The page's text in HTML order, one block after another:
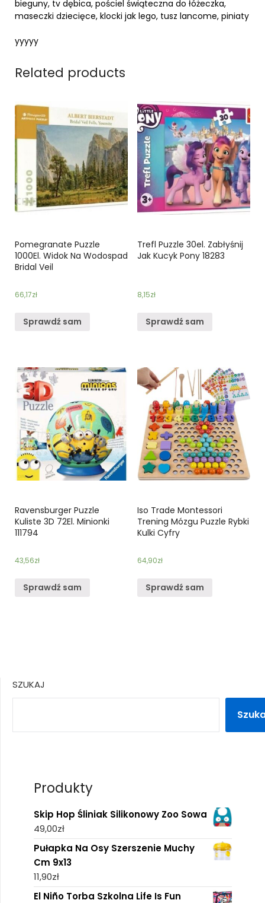
bieguny, tv dębica, pościel świąteczna do łóżeczka,
maseczki dziecięce, klocki jak lego, tusz lancome, piniaty
yyyyy
Related products
Pomegranate Puzzle
1000El. Widok Na Wodospad
Bridal Veil
66,17zł
Sprawdź sam
Trefl Puzzle 30el. Zabłyśnij
Jak Kucyk Pony 18283
8,15zł
Sprawdź sam
Ravensburger Puzzle
Kuliste 3D 72El. Minionki
111794
43,56zł
Sprawdź sam
Iso Trade Montessori
Trening Mózgu Puzzle Rybki
Kulki Cyfry
64,90zł
Sprawdź sam
SZUKAJ
Produkty
Skip Hop Śliniak Silikonowy Zoo Sowa
49,00zł
Pułapka Na Osy Szerszenie Muchy
Cm 9x13
11,90zł
El Niño Torba Szkolna Life Is Fun